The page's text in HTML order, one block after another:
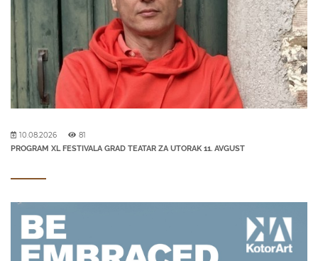
10.08.2026 81
PROGRAM XL FESTIVALA GRAD TEATAR ZA UTORAK 11. AVGUST